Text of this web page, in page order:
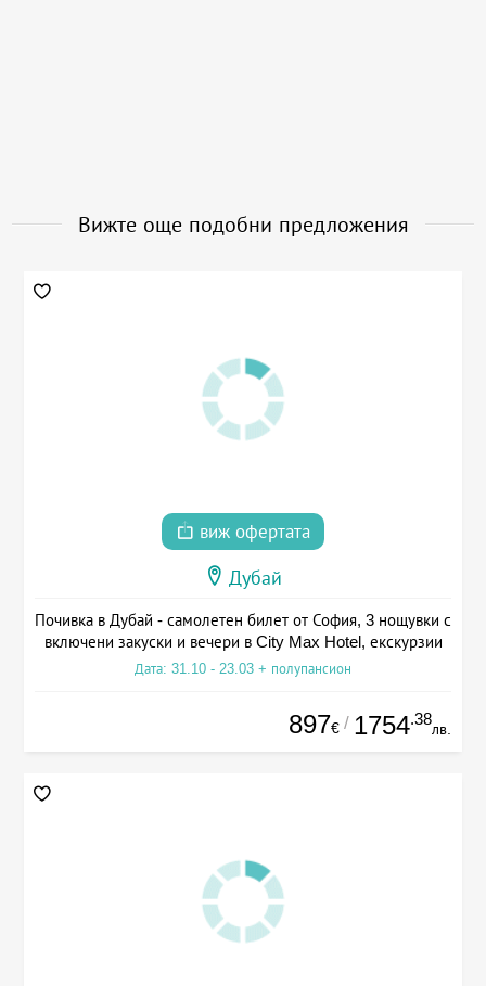
Вижте още подобни предложения
виж офертата
Дубай
Почивка в Дубай - самолетен билет от София, 3 нощувки с
включени закуски и вечери в City Max Hotel, екскурзии
Дата: 31.10 - 23.03 + полупансион
897€ / 1754.38
лв.